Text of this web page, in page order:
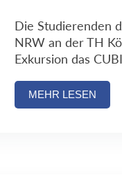
Die Studierenden
NRW an der TH
Exkursion das
MEHR LESEN